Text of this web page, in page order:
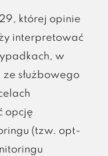
której opinie
interpretować
w
służbowego
opcję
(tzw. opt-